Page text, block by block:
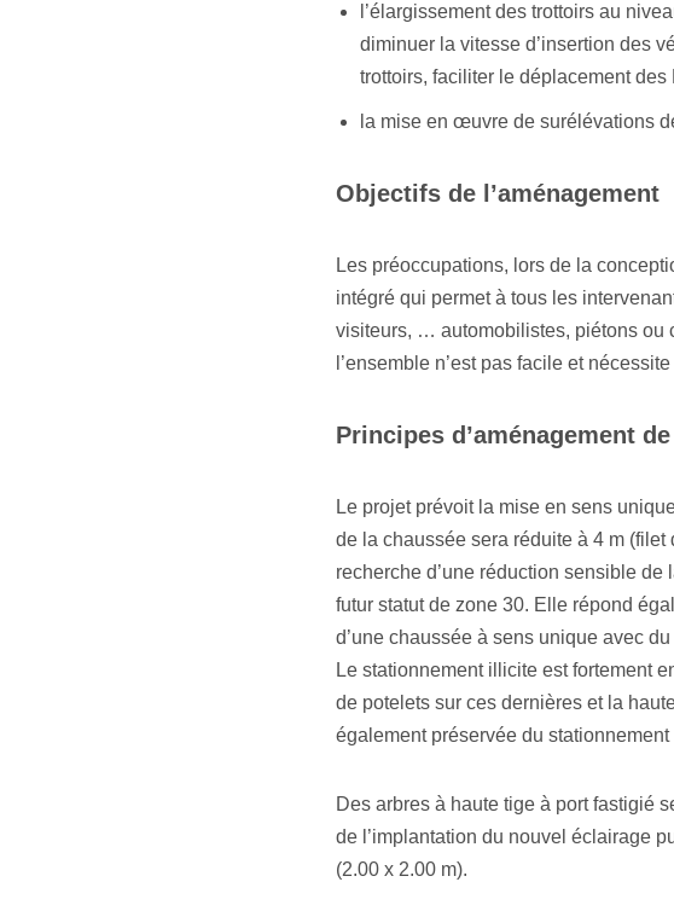
l’élargissement des trottoirs au
diminuer la vitesse d’insertion des
trottoirs, faciliter le déplacement des
la mise en œuvre de surélévations
Objectifs de l’aménagement
Les préoccupations, lors de la
intégré qui permet à tous les
visiteurs, … automobilistes, piétons ou
l’ensemble n’est pas facile et
Principes d’aménagement
Le projet prévoit la mise en sens
de la chaussée sera réduite à 4 m (filet
recherche d’une réduction sensible
futur statut de zone 30. Elle répond
d’une chaussée à sens unique avec
Le stationnement illicite est fortement
de potelets sur ces dernières et la
également préservée du
Des arbres à haute tige à port fastigié
de l’implantation du nouvel éclairage
(2.00 x 2.00 m).